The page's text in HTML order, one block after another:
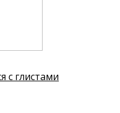
с глистами